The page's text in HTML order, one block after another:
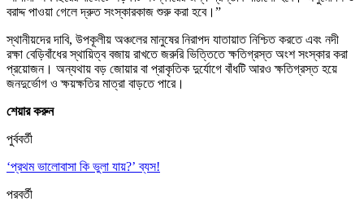
বরাদ্দ পাওয়া গেলে দ্রুত সংস্কারকাজ শুরু করা হবে।”
স্থানীয়দের দাবি, উপকূলীয় অঞ্চলের মানুষের নিরাপদ যাতায়াত নিশ্চিত করতে এবং নদী
রক্ষা বেড়িবাঁধের স্থায়িত্ব বজায় রাখতে জরুরি ভিত্তিতে ক্ষতিগ্রস্ত অংশ সংস্কার করা
প্রয়োজন। অন্যথায় বড় জোয়ার বা প্রাকৃতিক দুর্যোগে বাঁধটি আরও ক্ষতিগ্রস্ত হয়ে
জনদুর্ভোগ ও ক্ষয়ক্ষতির মাত্রা বাড়তে পারে।
শেয়ার করুন
পুর্ববর্তী
‘প্রথম ভালোবাসা কি ভুলা যায়?’ ব্যস!
পরবর্তী